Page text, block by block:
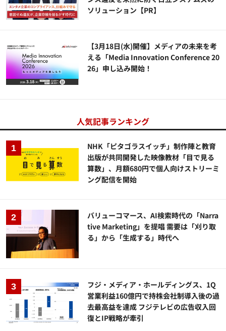
ソリューション​【PR】
【3月18日(水)開催】メディアの未来を考
える「Media Innovation Conference 20
26」申し込み開始！
人気記事ランキング
NHK「ピタゴラスイッチ」制作陣と教育
出版が共同開発した映像教材「目で見る
算数」、月額680円で個人向けストリーミ
ング配信を開始
バリューコマース、AI検索時代の「Narra
tive Marketing」を提唱 需要は「刈り取
る」から「生成する」時代へ
フジ・メディア・ホールディングス、1Q
営業利益160億円で持株会社制導入後の過
去最高益を達成 フジテレビの広告収入回
復とIP戦略が牽引